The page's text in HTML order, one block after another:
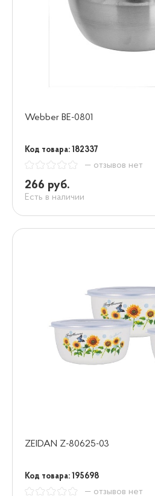
Webber BE-0801
Код товара: 182337
— отзывов нет
266 руб.
Есть в наличии
ZEIDAN Z-80625-03
Код товара: 195698
— отзывов нет